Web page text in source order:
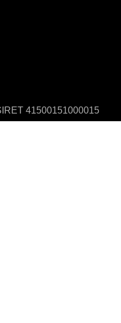
41500151000015